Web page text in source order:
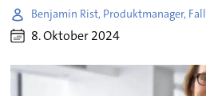
Benjamin Rist, Produktmanager,
8. Oktober 2024